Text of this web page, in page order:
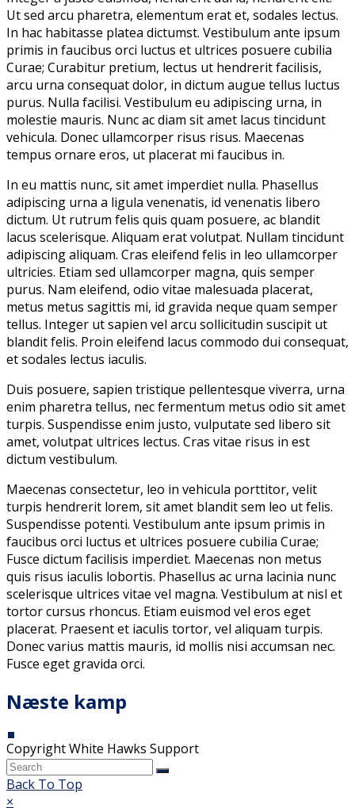
Ut sed arcu pharetra, elementum erat et, sodales lectus.
In hac habitasse platea dictumst. Vestibulum ante ipsum
primis in faucibus orci luctus et ultrices posuere cubilia
Curae; Curabitur pretium, lectus ut hendrerit facilisis,
arcu urna consequat dolor, in dictum augue tellus luctus
purus. Nulla facilisi. Vestibulum eu adipiscing urna, in
molestie mauris. Nunc ac diam sit amet lacus tincidunt
vehicula. Donec ullamcorper risus risus. Maecenas
tempus ornare eros, ut placerat mi faucibus in.
In eu mattis nunc, sit amet imperdiet nulla. Phasellus
adipiscing urna a ligula venenatis, id venenatis libero
dictum. Ut rutrum felis quis quam posuere, ac blandit
lacus scelerisque. Aliquam erat volutpat. Nullam tincidunt
adipiscing aliquam. Cras eleifend felis in leo ullamcorper
ultricies. Etiam sed ullamcorper magna, quis semper
purus. Nam eleifend, odio vitae malesuada placerat,
metus metus sagittis mi, id gravida neque quam semper
tellus. Integer ut sapien vel arcu sollicitudin suscipit ut
blandit felis. Proin eleifend lacus commodo dui consequat,
et sodales lectus iaculis.
Duis posuere, sapien tristique pellentesque viverra, urna
enim pharetra tellus, nec fermentum metus odio sit amet
turpis. Suspendisse enim justo, vulputate sed libero sit
amet, volutpat ultrices lectus. Cras vitae risus in est
dictum vestibulum.
Maecenas consectetur, leo in vehicula porttitor, velit
turpis hendrerit lorem, sit amet blandit sem leo ut felis.
Suspendisse potenti. Vestibulum ante ipsum primis in
faucibus orci luctus et ultrices posuere cubilia Curae;
Fusce dictum facilisis imperdiet. Maecenas non metus
quis risus iaculis lobortis. Phasellus ac urna lacinia nunc
scelerisque ultrices vitae vel magna. Vestibulum at nisl et
tortor cursus rhoncus. Etiam euismod vel eros eget
placerat. Praesent et iaculis tortor, vel aliquam turpis.
Donec varius mattis mauris, id mollis nisi accumsan nec.
Fusce eget gravida orci.
Næste kamp
Copyright White Hawks Support
Back To Top
×